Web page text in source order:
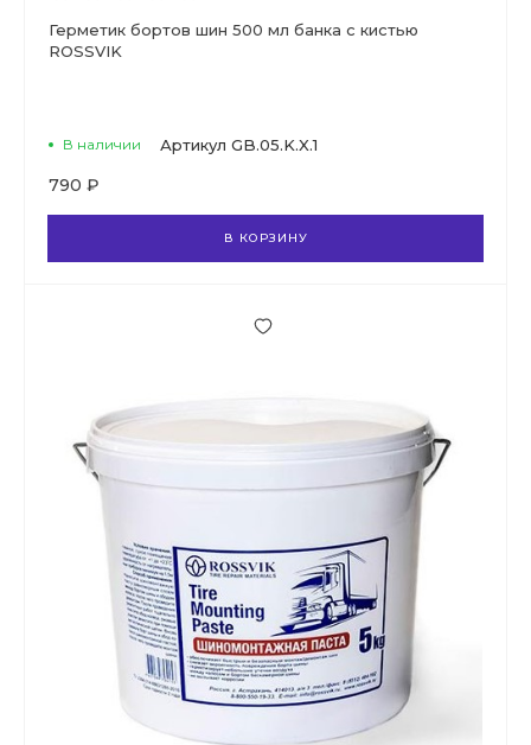
Герметик бортов шин 500 мл банка с кистью
ROSSVIK
В наличии Артикул GB.05.K.X.1
790 ₽
В КОРЗИНУ